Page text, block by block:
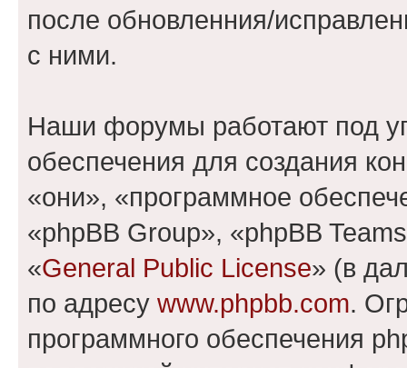
после обновленния/
с ними.
Наши форумы работают под
обеспечения для создания
«они», «программное
«phpBB Group», «phpBB
«General Public License» (в
по адресу www.phpbb.com.
программного обеспечения